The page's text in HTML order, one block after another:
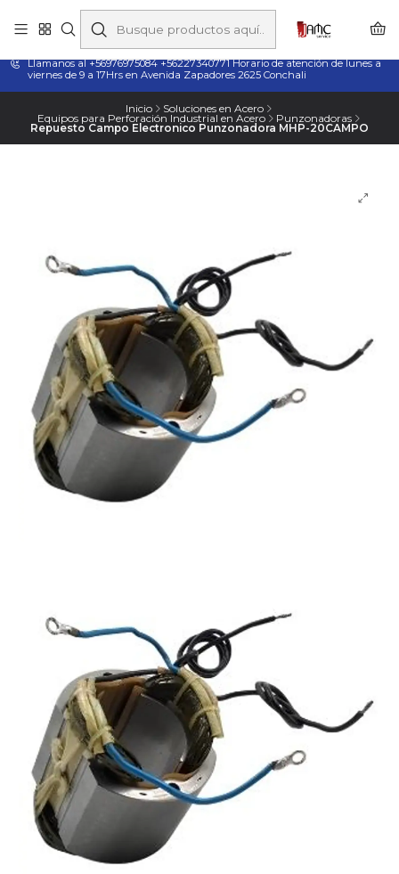
Taladros Magnéticos en Chile | Venta, Arriendo y Servicio
Técnico
Llamanos al +56976975084 +56227340771 Horario de atención de lunes a
viernes de 9 a 17Hrs en Avenida Zapadores 2625 Conchali
Inicio Soluciones en Acero
Equipos para Perforación Industrial en Acero Punzonadoras
Repuesto Campo Electronico Punzonadora MHP-20CAMPO